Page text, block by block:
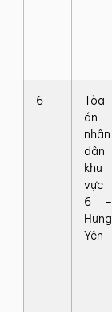
6
Tòa
án
nhân
dân
khu
vực
6 –
Hưng
Yên